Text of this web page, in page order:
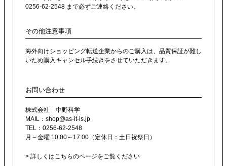
0256-62-2548 まで必ずご連絡ください。
その他注意事項
海外向けショッピング転送企業からのご購入は、品質保証が難し
いため購入キャンセル手続きをさせていただきます。
お問い合わせ
株式会社 中野科学
MAIL： shop@as-it-is.jp
TEL：0256-62-2548
月～金曜 10:00～17:00（定休日：土日祝祭日）
> 詳しくはこちらのページをご覧ください